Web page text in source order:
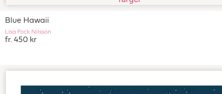
Blue Hawaii
Lisa Fock Nilsson
fr. 450 kr